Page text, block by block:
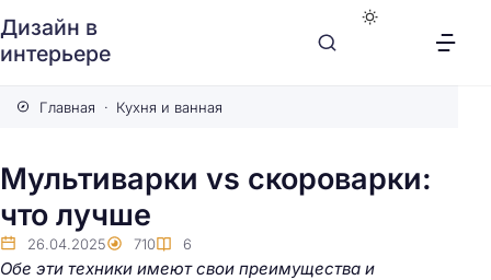
Дизайн в
интерьере
Главная Кухня и ванная
Мультиварки vs скороварки:
что лучше
26.04.2025 710 6
Обе эти техники имеют свои преимущества и